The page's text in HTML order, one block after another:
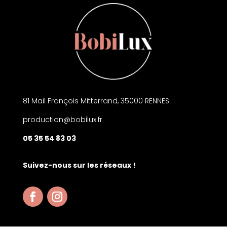
81 Mail François Mitterrand, 35000 RENNES
production@bobilux.fr
05 35 54 83 03
Suivez-nous sur les réseaux !